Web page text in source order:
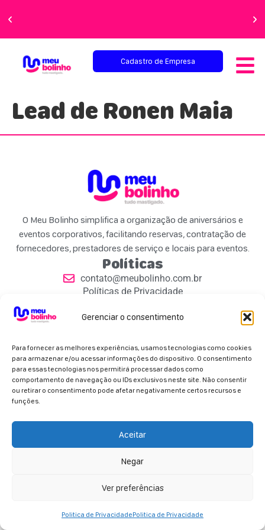
Gerenciar o consentimento
Para fornecer as melhores experiências, usamos tecnologias como cookies
para armazenar e/ou acessar informações do dispositivo. O consentimento
para essas tecnologias nos permitirá processar dados como
comportamento de navegação ou IDs exclusivos neste site. Não consentir
ou retirar o consentimento pode afetar negativamente certos recursos e
funções.
Aceitar
Negar
Ver preferências
Politica de PrivacidadePolitica de Privacidade
perfeita!
Cadastro de Empresa
Lead de Ronen Maia
O Meu Bolinho simplifica a organização de aniversários e
eventos corporativos, facilitando reservas, contratação de
fornecedores, prestadores de serviço e locais para eventos.
Políticas
contato@meubolinho.com.br
Políticas de Privacidade
Parceiros Oficiais
Copyright 2026 - Meu Bolinho. Todos os direitos